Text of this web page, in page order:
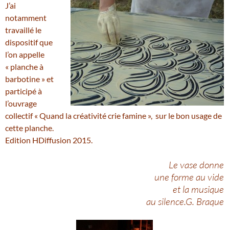
J’ai
notamment
travaillé le
dispositif que
l’on appelle
« planche à
barbotine » et
participé à
l’ouvrage
collectif « Quand la créativité crie famine », sur le bon usage de
cette planche.
Edition HDiffusion 2015.
Le vase donne
une forme au vide
et la musique
au silence.G. Braque